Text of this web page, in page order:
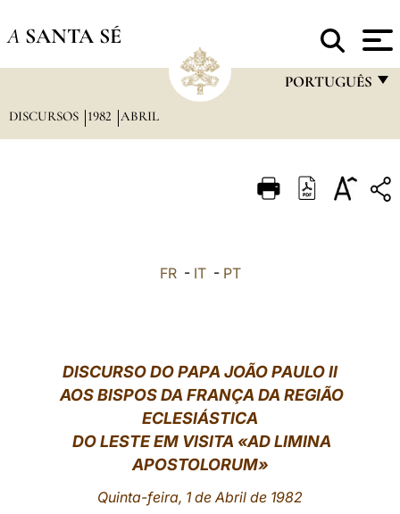
A SANTA SÉ
PORTUGUÊS
ITALIANO
中文
DISCURSOS 1982 ABRIL
FR- IT- PT
DISCURSO DO PAPA JOÃO PAULO II
AOS BISPOS DA FRANÇA DA REGIÃO
ECLESIÁSTICA
DO LESTE EM VISITA «AD LIMINA
APOSTOLORUM»
Quinta-feira, 1 de Abril de 1982